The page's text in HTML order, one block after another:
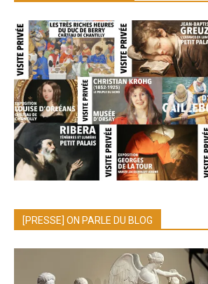
[PRESSE] ON PARLE DU BLOG